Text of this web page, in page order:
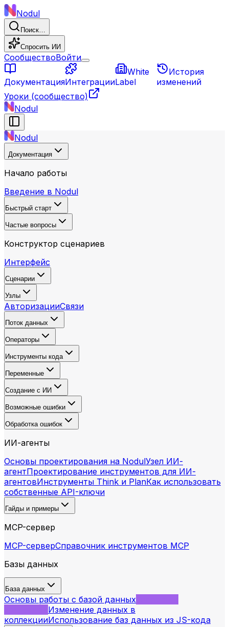
Nodul
Поиск…
Спросить ИИ
СообществоВойти
ДокументацияИнтеграции
White
Label
История
изменений
Уроки (сообщество)
Nodul
Nodul
Документация
Начало работы
Введение в Nodul
Быстрый старт
Частые вопросы
Конструктор сценариев
Интерфейс
Сценарии
Узлы
АвторизацииСвязи
Поток данных
Операторы
Инструменты кода
Переменные
Создание с ИИ
Возможные ошибки
Обработка ошибок
ИИ-агенты
Основы проектирования на NodulУзел ИИ-
агентПроектирование инструментов для ИИ-
агентовИнструменты Think и PlanКак использовать
собственные API-ключи
Гайды и примеры
MCP-сервер
MCP-серверСправочник инструментов MCP
Базы данных
База данных
Основы работы с базой данных
Изменение данных в
коллекцииИспользование баз данных из JS-кода